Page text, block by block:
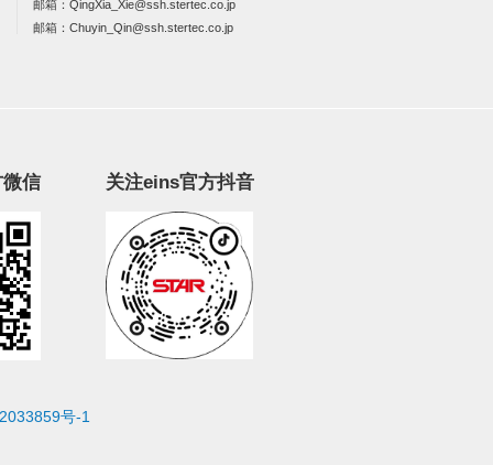
邮箱： QingXia_Xie@ssh.stertec.co.jp
邮箱： Chuyin_Qin@ssh.stertec.co.jp
关注eins官方抖音
信
号-1